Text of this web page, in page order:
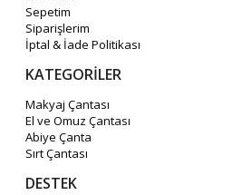
Sepetim
Siparişlerim
İptal & İade Politikası
KATEGORİLER
Makyaj Çantası
El ve Omuz Çantası
Abiye Çanta
Sırt Çantası
DESTEK